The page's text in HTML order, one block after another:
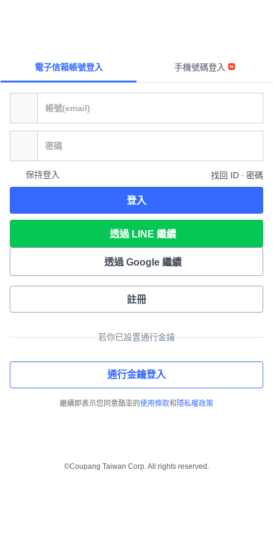
電子信箱帳號登入 手機號碼登入
保持登入 找回 ID ∙ 密碼
登入
透過 LINE 繼續
透過 Google 繼續
註冊
若你已設置通行金鑰
通行金鑰登入
繼續即表示您同意酷澎的使用條款和 隱私權政策
©Coupang Taiwan Corp. All rights reserved.